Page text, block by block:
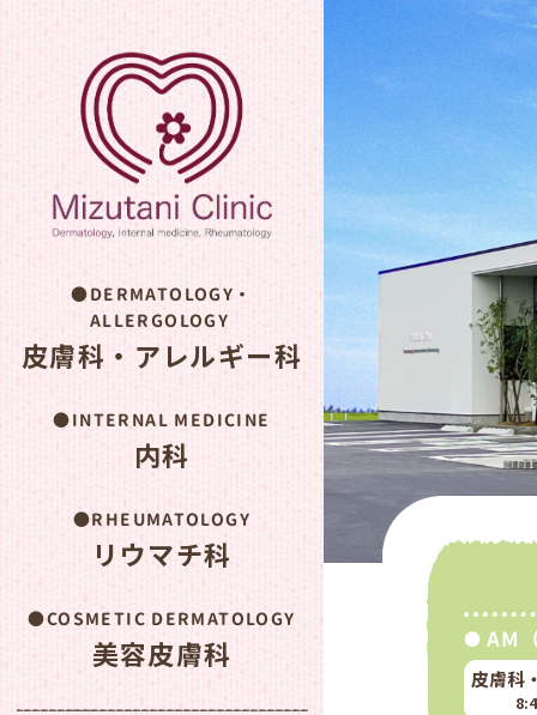
AM
皮膚科
DERMATOLOGY・
ALLERGOLOGY
皮膚科・アレルギー科
INTERNAL MEDICINE
内科
RHEUMATOLOGY
リウマチ科
COSMETIC DERMATOLOGY
美容皮膚科